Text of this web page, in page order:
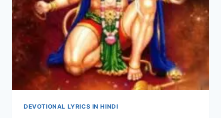
DEVOTIONAL LYRICS IN HINDI